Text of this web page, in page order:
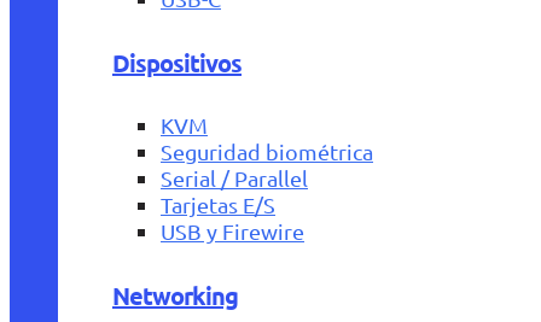
Dispositivos
KVM
Seguridad biométrica
Serial / Parallel
Tarjetas E/S
USB y Firewire
Networking